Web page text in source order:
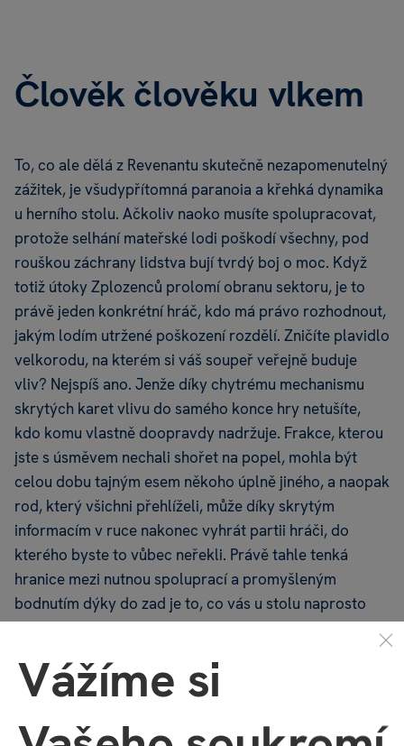
Člověk člověku vlkem
To, co ale dělá z Revenantu skutečně nezapomenutelný
zážitek, je všudypřítomná paranoia a křehká dynamika
u herního stolu. Ačkoliv naoko musíte spolupracovat,
protože selhání mateřské lodi poškodí všechny, pod
rouškou záchrany lidstva bují tvrdý boj o moc. Když
totiž útoky Zplozenců prolomí obranu sektoru, je to
právě jeden konkrétní hráč, kdo má právo rozhodnout,
jakým lodím utržené poškození rozdělí. Zničíte plavidlo
velkorodu, na kterém si váš soupeř veřejně buduje
vliv? Nejspíš ano. Jenže díky chytrému mechanismu
skrytých karet vlivu do samého konce hry netušíte,
kdo komu vlastně doopravdy nadržuje. Frakce, kterou
jste s úsměvem nechali shořet na popel, mohla být
celou dobu tajným esem někoho úplně jiného, a naopak
rod, který všichni přehlíželi, může díky skrytým
informacím v ruce nakonec vyhrát partii hráči, do
kterého byste to vůbec neřekli. Právě tahle tenká
hranice mezi nutnou spoluprací a promyšleným
bodnutím dýky do zad je to, co vás u stolu naprosto
pohltí.
Vážíme si